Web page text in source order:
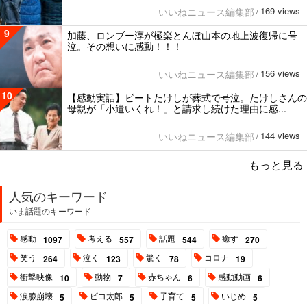
いいねニュース編集部 / 169 views
9
加藤、ロンブー淳が極楽とんぼ山本の地上波復帰に号
泣。その想いに感動！！！
いいねニュース編集部 / 156 views
10
【感動実話】ビートたけしが葬式で号泣。たけしさんの
母親が「小遣いくれ！」と請求し続けた理由に感...
いいねニュース編集部 / 144 views
もっと見る
人気のキーワード
いま話題のキーワード
感動 1097 考える 557 話題 544 癒す 270
笑う 264 泣く 123 驚く 78 コロナ 19
衝撃映像 10 動物 7 赤ちゃん 6 感動動画 6
涙腺崩壊 5 ピコ太郎 5 子育て 5 いじめ 5